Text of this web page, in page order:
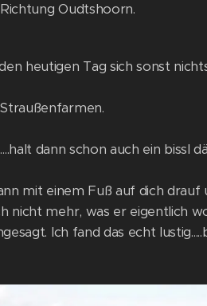
Oudtshoorn.
heutigen Tag sich sonst
dann schon auch ein bissl
mit einem Fuß auf dich drauf
nicht mehr, was er eigentlich
Ich fand das echt